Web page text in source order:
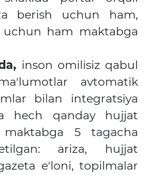
berish uchun ham,
ham maktabga
inson omilisiz qabul
avtomatik
bilan integratsiya
hech qanday hujjat
maktabga 5 tagacha
ariza, hujjat
e'loni, topilmalar